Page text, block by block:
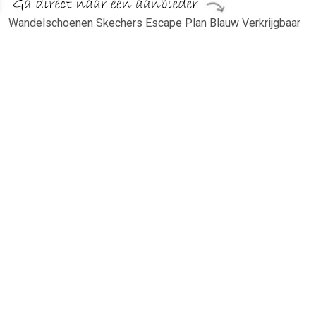
Wandelschoenen Skechers Escape Plan Blauw Verkrijgbaar